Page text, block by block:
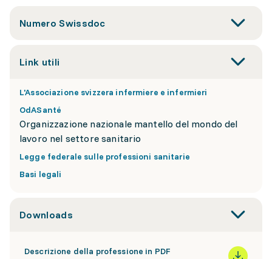
Numero Swissdoc
Link utili
L'Associazione svizzera infermiere e infermieri
OdASanté
Organizzazione nazionale mantello del mondo del
lavoro nel settore sanitario
Legge federale sulle professioni sanitarie
Basi legali
Downloads
Descrizione della professione in PDF